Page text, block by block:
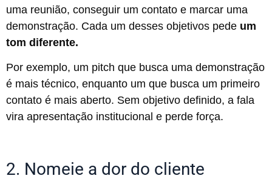
uma reunião, conseguir um contato e marcar uma
demonstração. Cada um desses objetivos pede um
tom diferente.
Por exemplo, um pitch que busca uma demonstração
é mais técnico, enquanto um que busca um primeiro
contato é mais aberto. Sem objetivo definido, a fala
vira apresentação institucional e perde força.
2. Nomeie a dor do cliente